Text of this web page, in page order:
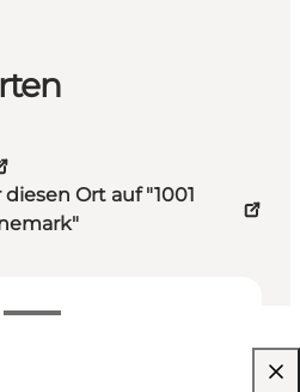
Ort auf "1001